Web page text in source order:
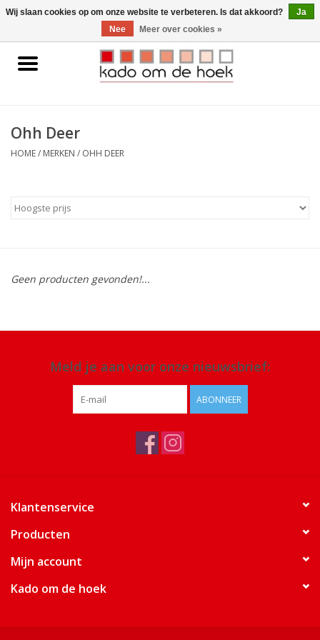
0 Artikelen - €0,00
Home
Gadgets
Ohh Deer
HOME/ MERKEN / OHH DEER
Geen producten gevonden!...
Meld je aan voor onze nieuwsbrief:
ABONNEER
Klantenservice
Producten
Mijn account
Kado om de hoek
Wij slaan cookies op om onze website te verbeteren. Is dat akkoord?
Ja
Nee
Meer over cookies »